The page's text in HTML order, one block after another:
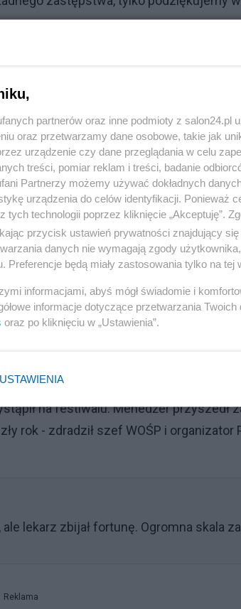
Zagrają w finale Ligi Narodów
Reklama
sprzęcie
sytuacji z awarią gitary. - To nasza
Nie powinniśmy mieć cierpliwości,
macie, albo dziękujemy i może wam
z poprzednich lat, gdy zespół
po tym, jak linie lotnicze zgubiły ich
Okazało się, że jeden z
został przebadany i wysłany do
na festiwalu. Menedżer przyszedł
rok - zdradził szef WOŚP i organizator
lekarz zbijał fortunę. Ogromna skala
Reklama
partnerów oraz inne podmioty z salon24.pl
oraz przetwarzamy dane osobowe, takie jak
urządzenie czy dane przeglądania w celu
treści, pomiar reklam i treści, badanie
Partnerzy możemy używać dokładnych
urządzenia do celów identyfikacji. Ponieważ
tych technologii poprzez kliknięcie „Akceptuję”.
przycisk ustawień prywatności znajdujący
danych nie wymagają zgody
Preferencje będą miały zastosowania tylko na tej
informacjami, abyś mógł świadomie i
informacje dotyczące przetwarzania
oraz po kliknięciu w „Ustawienia”.
USTAWIENIA